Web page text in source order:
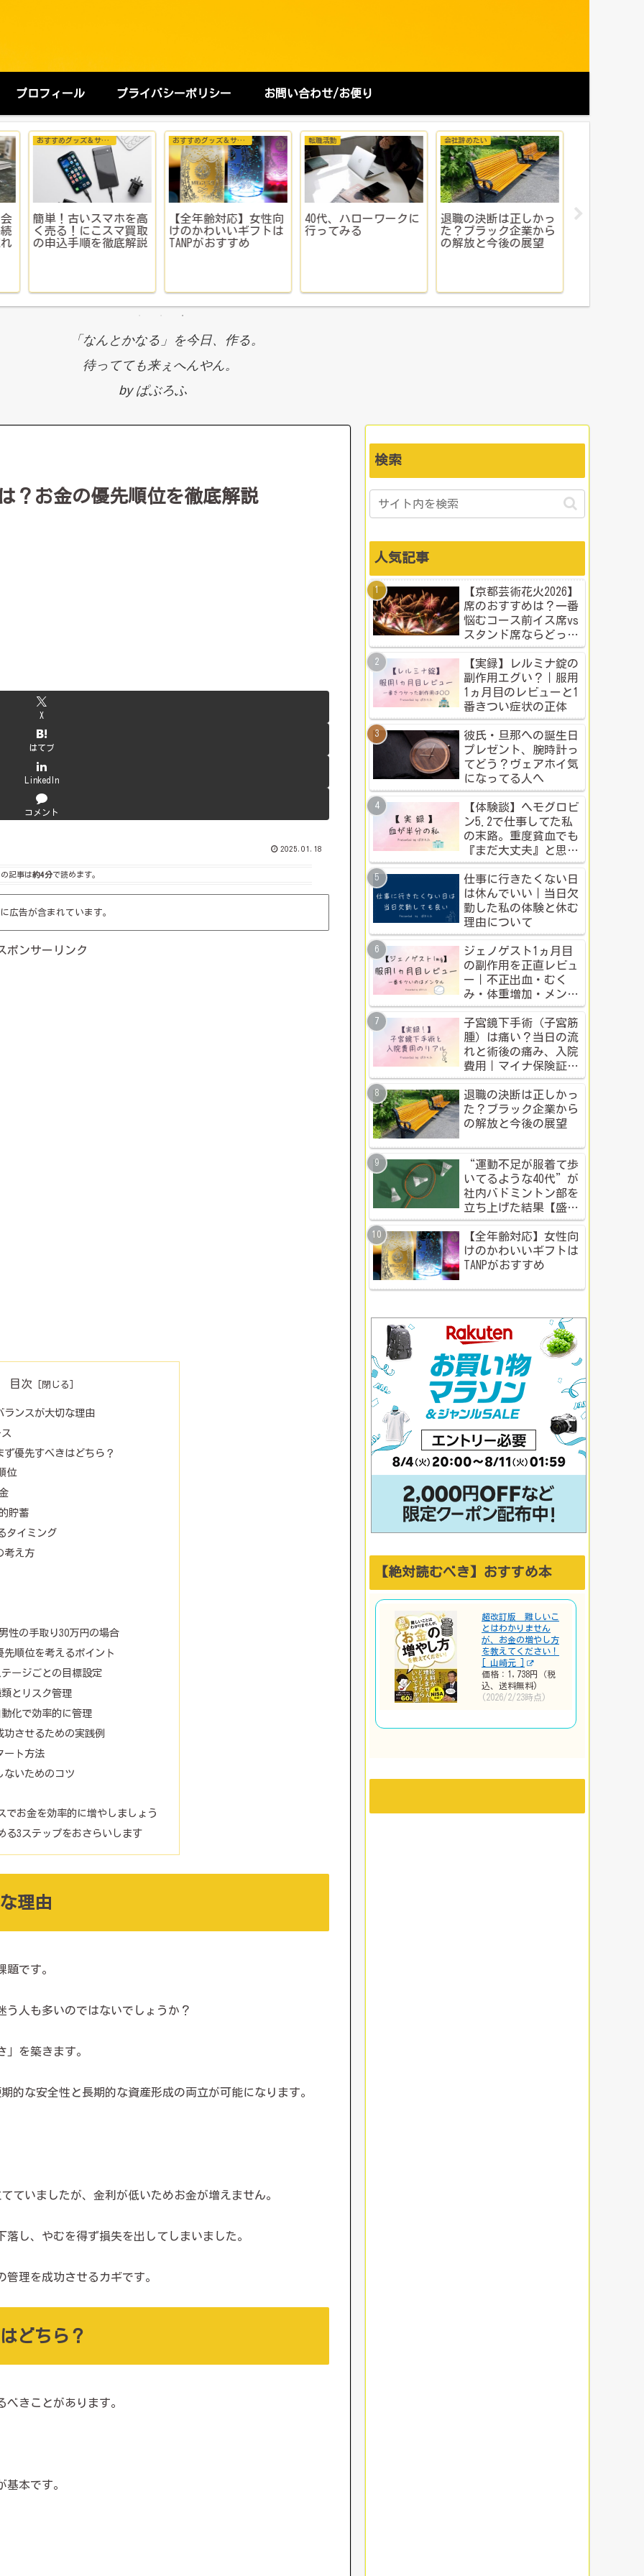
プロフィール プライバシーポリシー お問い合わせ/お便り
おすすめグッズ＆サービス
【全年齢対応】女性向
けのかわいいギフトは
TANPがおすすめ
転職活動
40代、ハローワークに
行ってみる
会社辞めたい
退職の決断は正しかっ
た？ブラック企業から
お金にまつわる知識
ふるさと納税を詳しく
解説するよ！
プロフィー
「なんとかなる」を今日、作る。
待ってても来ぇへんやん。
by ぱぶろふ
？お金の優先順位を徹底解説
X
はてブ
LinkedIn
コメント
2025.01.18
記事は約4分で読めます。
広告が含まれています。
ポンサーリンク
目次
ランスが大切な理由
ず優先すべきはどちら？
位
貯蓄
タイミング
考え方
性の手取り30万円の場合
先順位を考えるポイント
ージごとの目標設定
とリスク管理
化で効率的に管理
功させるための実践例
ート方法
ないためのコツ
でお金を効率的に増やしましょう
る3ステップをおさらいします
理由
です。
人も多いのではないでしょうか？
を築きます。
的な安全性と長期的な資産形成の両立が可能になります。
ていましたが、金利が低いためお金が増えません。
し、やむを得ず損失を出してしまいました。
理を成功させるカギです。
どちら？
きことがあります。
本です。
検索
人気記事
【京都芸術花火2026】
席のおすすめは？一番
悩むコース前イス席vs
スタンド席ならどっ
ち？本音比較！
【実録】レルミナ錠の
副作用エグい？｜服用
1ヵ月目のレビューと1
番きつい症状の正体
彼氏・旦那への誕生日
プレゼント、腕時計っ
てどう？ヴェアホイ気
になってる人へ
【体験談】ヘモグロビ
ン5.2で仕事してた私
の末路。重度貧血でも
『まだ大丈夫』と思う
人のための警告
仕事に行きたくない日
は休んでいい｜当日欠
勤した私の体験と休む
理由について
ジェノゲスト1ヵ月目
の副作用を正直レビュ
ー｜不正出血・むく
み・体重増加・メンタ
ル変化まで【体験談】
子宮鏡下手術（子宮筋
腫）は痛い？当日の流
れと術後の痛み、入院
費用｜マイナ保険証・
公的制度で乗り切った
入院体験記全公開
退職の決断は正しかっ
た？ブラック企業から
の解放と今後の展望
“運動不足が服着て歩
いてるような40代”が
社内バドミントン部を
立ち上げた結果【盛り
上がる社内イベント成
功例】
【全年齢対応】女性向
けのかわいいギフトは
TANPがおすすめ
【絶対読むべき】おすすめ本
超改訂版 難しいこ
とはわかりません
が、お金の増やし方
を教えてください！
[ 山崎元 ]
価格：1,738円（税
込、送料無料)
(2026/2/23時点)